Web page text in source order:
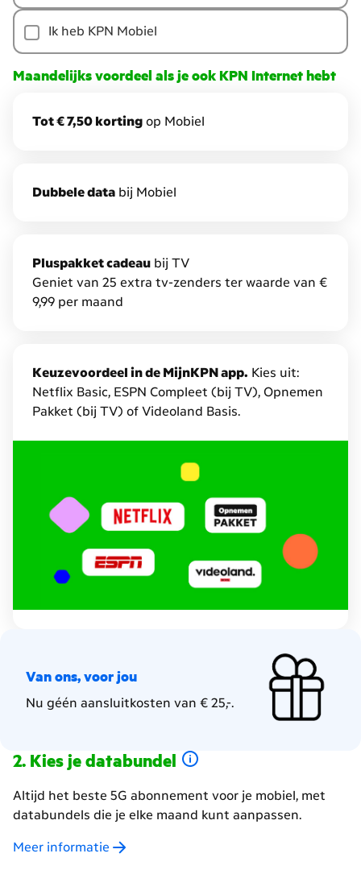
producten
combineert,
hoe
noemen
krijg
dubbele
data
diensten.
Ik heb KPN Mobiel
Maandelijks voordeel als je ook KPN Internet hebt
Tot € 7,50 korting op Mobiel
Dubbele data bij Mobiel
Pluspakket cadeau bij TV
Geniet van 25 extra tv-zenders ter waarde van €
9,99 per maand
Keuzevoordeel in de MijnKPN app. Kies uit:
Netflix Basic, ESPN Compleet (bij TV), Opnemen
Pakket (bij TV) of Videoland Basis.
Van ons, voor jou
Nu géén aansluitkosten van € 25,-.
Kies je databundel
Altijd het beste 5G abonnement voor je mobiel, met
databundels die je elke maand kunt aanpassen.
Meer informatie